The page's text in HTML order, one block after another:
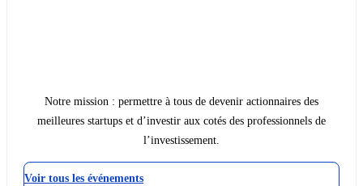
Notre mission : permettre à tous de devenir actionnaires des
meilleures startups et d’investir aux cotés des professionnels de
l’investissement.
Voir tous les événements